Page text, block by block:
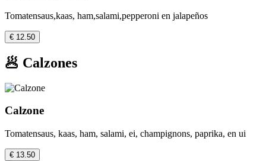
Tomatensaus,kaas, ham,salami,pepperoni en jalapeños
€ 12.50
🥟 Calzones
Calzone
Tomatensaus, kaas, ham, salami, ei, champignons, paprika, en ui
€ 13.50